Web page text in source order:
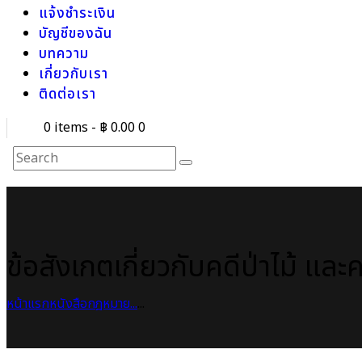
แจ้งชำระเงิน
บัญชีของฉัน
บทความ
เกี่ยวกับเรา
ติดต่อเรา
0 items - ฿ 0.000
หน้าแรกหนังสือกฎหมาย...